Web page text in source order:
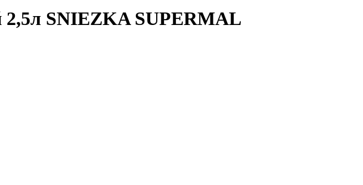
SNIEZKA SUPERMAL